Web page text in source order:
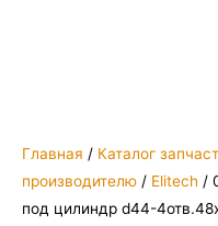
Главная / Каталог
производителю / Elitech /
под цилиндр d44-